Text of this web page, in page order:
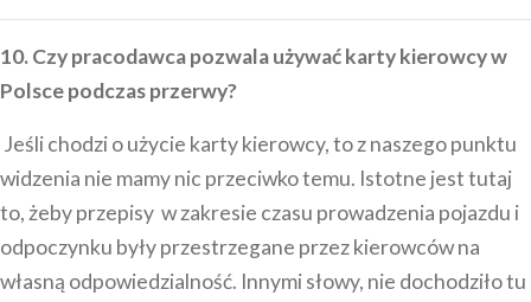
10. Czy pracodawca pozwala używać karty kierowcy w
Polsce podczas przerwy?
Jeśli chodzi o użycie karty kierowcy, to z naszego punktu
widzenia nie mamy nic przeciwko temu. Istotne jest tutaj
to, żeby przepisy w zakresie czasu prowadzenia pojazdu i
odpoczynku były przestrzegane przez kierowców na
własną odpowiedzialność. Innymi słowy, nie dochodziło tu